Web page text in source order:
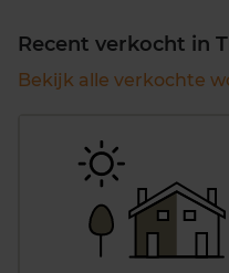
Recent verkocht in
Bekijk alle verkochte